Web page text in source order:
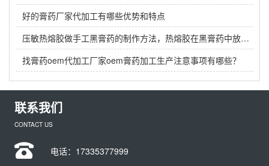
好的膏药厂家代加工有哪些优势和特点
压敏热熔胶做手工黑膏药的制作方法，热熔胶在黑膏药中放多少？
找膏药oem代加工厂家oem膏药加工生产注意事项有哪些？
联系我们
CONTACT US
电话： 17335377999